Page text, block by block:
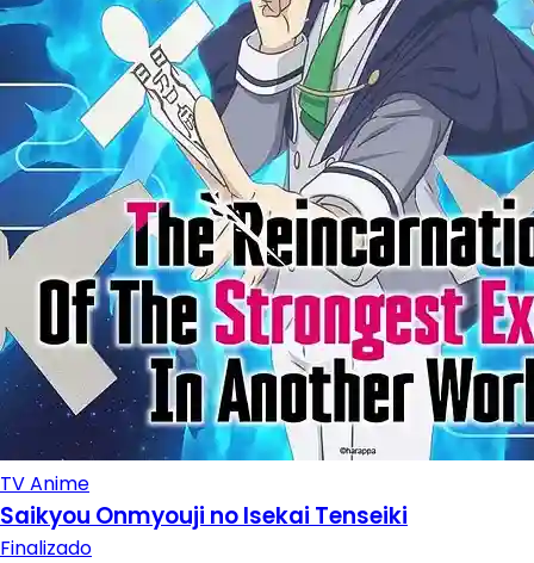
TV Anime
Saikyou Onmyouji no Isekai Tenseiki
Finalizado